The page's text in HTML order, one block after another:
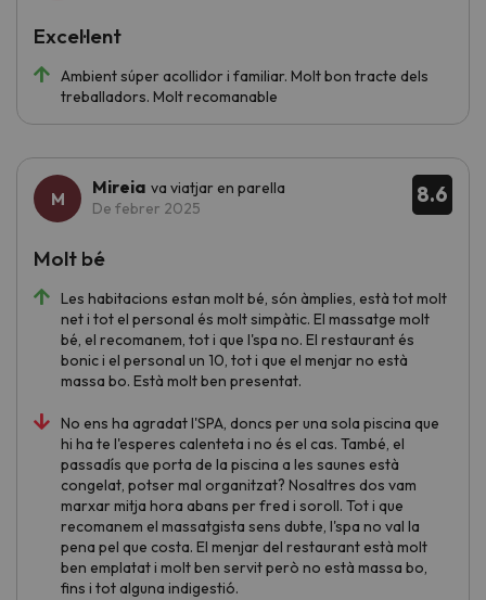
Ambient súper acollidor i familiar. Molt bon tracte dels
treballadors. Molt recomanable
Excel·lent
8.6
Mireia va viatjar en parella
De febrer 2025
Les habitacions estan molt bé, són àmplies, està tot molt
net i tot el personal és molt simpàtic. El massatge molt
bé, el recomanem, tot i que l'spa no. El restaurant és
bonic i el personal un 10, tot i que el menjar no està
massa bo. Està molt ben presentat.
No ens ha agradat l'SPA, doncs per una sola piscina que
hi ha te l'esperes calenteta i no és el cas. També, el
passadís que porta de la piscina a les saunes està
congelat, potser mal organitzat? Nosaltres dos vam
marxar mitja hora abans per fred i soroll. Tot i que
recomanem el massatgista sens dubte, l'spa no val la
pena pel que costa. El menjar del restaurant està molt
ben emplatat i molt ben servit però no està massa bo,
fins i tot alguna indigestió.
Molt bé